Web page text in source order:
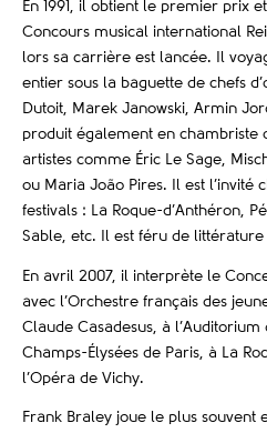
En 1991, il obtient le premier prix
Concours musical international
lors sa carrière est lancée. Il
entier sous la baguette de chefs
Dutoit, Marek Janowski, Armin
produit également en chambriste
artistes comme Éric Le Sage,
ou Maria João Pires. Il est l’invité
festivals : La Roque-d’Anthéron,
Sable, etc. Il est féru de
En avril 2007, il interprète le
avec l’Orchestre français des
Claude Casadesus, à
Champs-Élysées de Paris, à La
l’Opéra de Vichy.
Frank Braley joue le plus souvent